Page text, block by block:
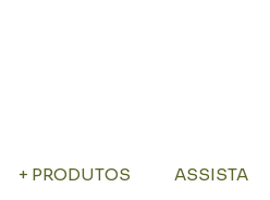
+ PRODUTOS ASSISTA